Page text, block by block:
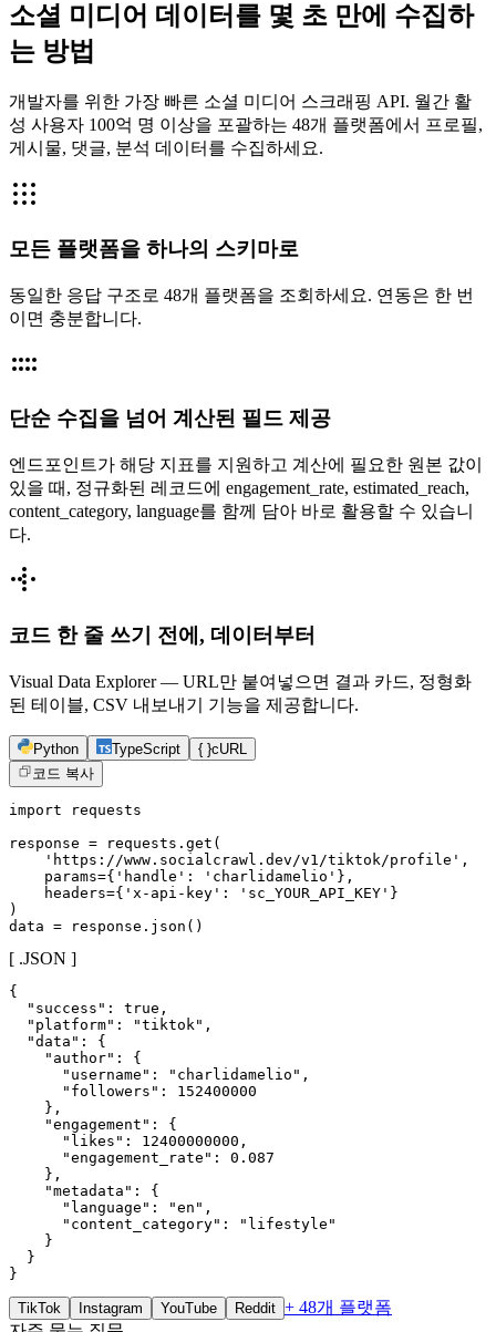
소셜 미디어 데이터를 몇 초 만에 수집하
는 방법
개발자를 위한 가장 빠른 소셜 미디어 스크래핑 API. 월간 활
성 사용자 100억 명 이상을 포괄하는 48개 플랫폼에서 프로필,
게시물, 댓글, 분석 데이터를 수집하세요.
모든 플랫폼을 하나의 스키마로
동일한 응답 구조로 48개 플랫폼을 조회하세요. 연동은 한 번
이면 충분합니다.
단순 수집을 넘어 계산된 필드 제공
엔드포인트가 해당 지표를 지원하고 계산에 필요한 원본 값이
있을 때, 정규화된 레코드에 engagement_rate, estimated_reach,
content_category, language를 함께 담아 바로 활용할 수 있습니
다.
코드 한 줄 쓰기 전에, 데이터부터
Visual Data Explorer — URL만 붙여넣으면 결과 카드, 정형화
된 테이블, CSV 내보내기 기능을 제공합니다.
Python TypeScript { }cURL
코드 복사
import requests
response = requests.get(
    'https://www.socialcrawl.dev/v1/tiktok/profile',
    params={'handle': 'charlidamelio'},
    headers={'x-api-key': 'sc_YOUR_API_KEY'}
)
data = response.json()
[ .JSON ]
{
  "success": true,
  "platform": "tiktok",
  "data": {
    "author": {
      "username": "charlidamelio",
      "followers": 152400000
    },
    "engagement": {
      "likes": 12400000000,
      "engagement_rate": 0.087
    },
    "metadata": {
      "language": "en",
      "content_category": "lifestyle"
    }
  }
}
TikTok Instagram YouTube Reddit + 48개 플랫폼